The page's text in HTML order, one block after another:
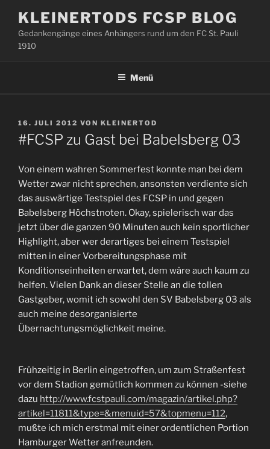
Inhalt
springen
KLEINERTODS FCSP BLOG
Gedankengänge eines Anhängers rund um den FC St. Pauli
1910
Menü
VERÖFFENTLICHT
AM
16. JULI 2012 VON KLEINERTOD
#FCSP zu Gast bei Babelsberg 03
Von einem wahren Sommerfest konnte man bei dem
Wetter zwar nicht sprechen, ansonsten verdiente sich
das auswärtige Testspiel des FCSP in und gegen
Babelsberg Höchstnoten. Okay, spielerisch war das
jetzt über die ganzen 90 Minuten auch kein sportlicher
Highlight, aber wer derartiges bei einem Testspiel
mitten in einer Vorbereitungsphase mit
Konditionseinheiten erwartet, dem wäre auch kaum zu
helfen. Vielen Dank an dieser Stelle an die tollen
Gastgeber, womit ich sowohl den SV Babelsberg 03 als
auch meine desorganisierte
Übernachtungsmöglichkeit meine.
Frühzeitig in Berlin eingetroffen, um zum Straßenfest
vor dem Stadion gemütlich kommen zu können -siehe
dazu http://www.fcstpauli.com/magazin/artikel.php?
artikel=11811&type=&menuid=57&topmenu=112,
mußte ich mich erstmal mit einer ordentlichen Portion
Hamburger Wetter anfreunden.